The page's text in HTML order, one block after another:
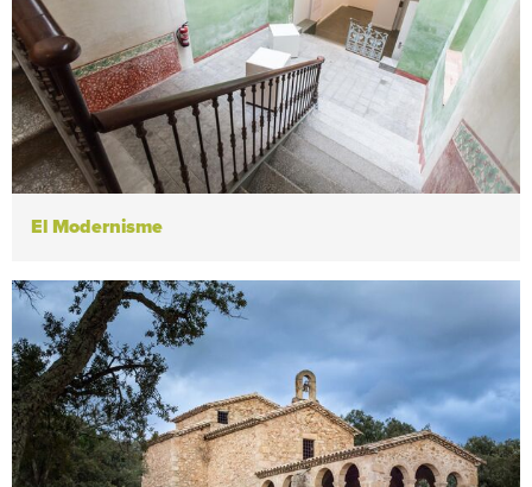
El Modernisme